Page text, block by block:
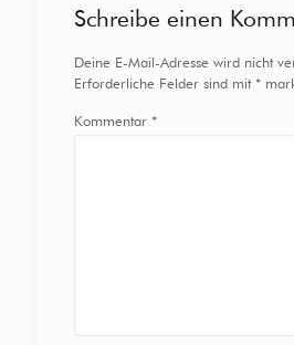
Schreibe einen
Deine E-Mail-Adresse wird nicht
Erforderliche Felder sind mit *
Kommentar *